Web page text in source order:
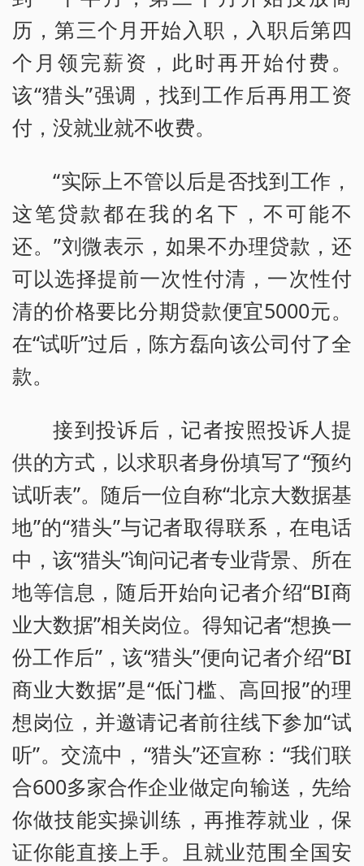
历，第三个月开始入职，入职后第四
个月领完薪资，此时再开始付费。
该“猎头”强调，找到工作后再用工资
付，没就业就不收费。
“实际上不管以后是否找到工作，
这笔贷款都在我的名下，不可能不
还。”刘微表示，如果不办理贷款，还
可以选择提前一次性付清，一次性付
清的价格要比分期贷款便宜5000元。
在“试听”过后，陈方磊向该公司付了全
款。
接到投诉后，记者按照投诉人提
供的方式，以求职者身份填写了“预约
试听表”。随后一位自称“北京大数据基
地”的“猎头”与记者取得联系，在电话
中，该“猎头”询问记者专业背景、所在
地等信息，随后开始向记者介绍“BI商
业大数据”相关岗位。得知记者“想换一
份工作后”，该“猎头”便向记者介绍“BI
商业大数据”是“低门槛、高回报”的理
想岗位，并邀请记者前往线下参加“试
听”。交流中，“猎头”还宣称：“我们联
合600多家合作企业做定向输送，先给
你做技能实操训练，再推荐就业，保
证你能直接上手。且就业范围全国安